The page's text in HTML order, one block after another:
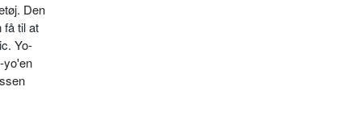
Den
til at
Yo-
yo'en